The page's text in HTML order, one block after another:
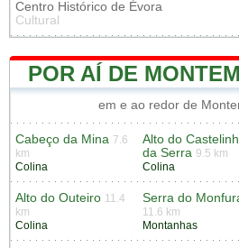
Centro Histórico de Évora
Cultural
POR AÍ DE
em e ao redor de
Cabeço da Mina 7.6
km
Colina
Alto do
da Serra 9.5 km
Colina
Alto do Outeiro 11.4
km
Colina
Serra do
11.6 km
Montanhas